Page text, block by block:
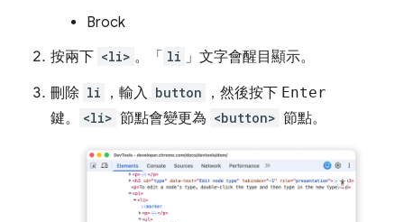
Brock
按兩下 <li> 。「 li 」文字會醒目顯示。
刪除 li ，輸入 button ，然後按下 Enter
鍵。 <li> 節點會變更為 <button> 節點。